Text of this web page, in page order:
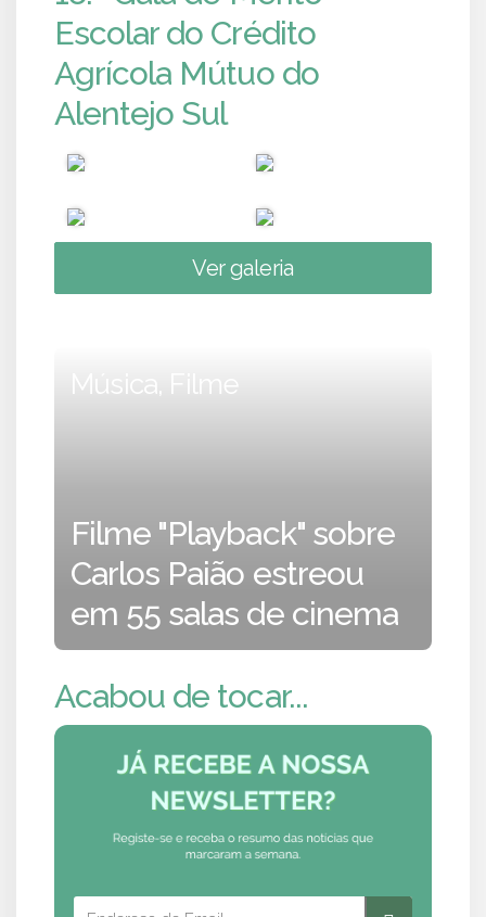
Escolar do Crédito
Agrícola Mútuo do
Alentejo Sul
Ver galeria
Música, Filme
Filme "Playback" sobre
Carlos Paião estreou
em 55 salas de cinema
Acabou de tocar...